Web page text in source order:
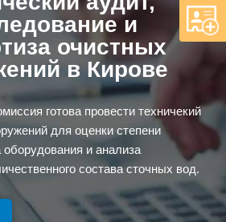
и
очистных
в Кирове
готова провести техничекий
для оценки степени
оборудования и анализа
состава сточных вод.